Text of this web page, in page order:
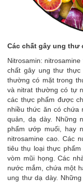
Các chất gây ung thư
Nitrosamin:
chất gây ung thư
thường có mặt trong
và nitrat thường có tự
các thực phẩm được
nhiều thức ăn có chứa
quản, dạ dày. Những
phẩm ướp muối, hay
nitrosamine cao. Các
tiêu thụ loại thực
vòm mũi họng. Các
nước mắm, chứa một
ung thư dạ dày.